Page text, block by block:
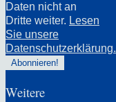
Daten nicht an
Dritte weiter. Lesen
Sie unsere
Datenschutzerklärung.
Weitere